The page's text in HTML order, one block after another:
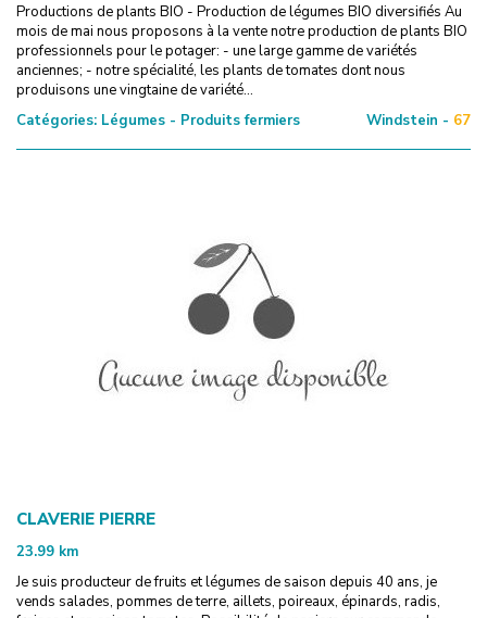
Productions de plants BIO - Production de légumes BIO diversifiés Au
mois de mai nous proposons à la vente notre production de plants BIO
professionnels pour le potager: - une large gamme de variétés
anciennes; - notre spécialité, les plants de tomates dont nous
produisons une vingtaine de variété...
Catégories: Légumes - Produits fermiers Windstein - 67
CLAVERIE PIERRE
23.99 km
Je suis producteur de fruits et légumes de saison depuis 40 ans, je
vends salades, pommes de terre, aillets, poireaux, épinards, radis,